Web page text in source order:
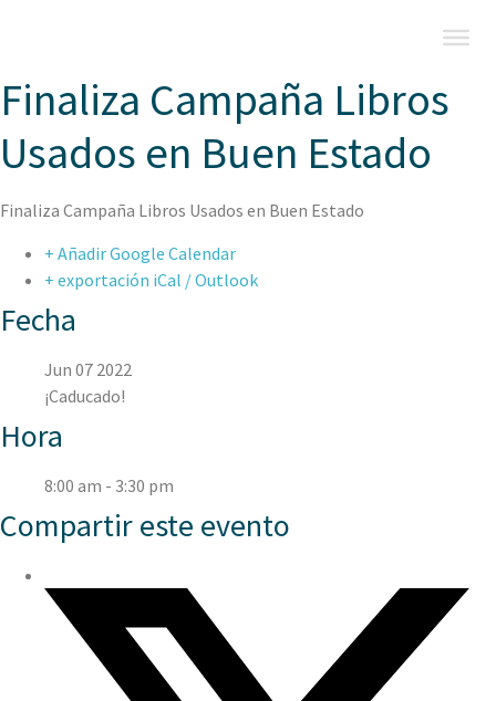
Finaliza Campaña Libros
Usados en Buen Estado
Finaliza Campaña Libros Usados en Buen Estado
+ Añadir Google Calendar
+ exportación iCal / Outlook
Fecha
Jun 07 2022
¡Caducado!
Hora
8:00 am - 3:30 pm
Compartir este evento